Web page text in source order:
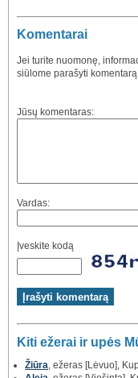
Komentarai
Jei turite nuomonę,
siūlome parašyti
Jūsų komentaras:
Vardas:
Įveskite kodą
Kiti ežerai ir upės
Žiūra , ežeras [Lėvuo],